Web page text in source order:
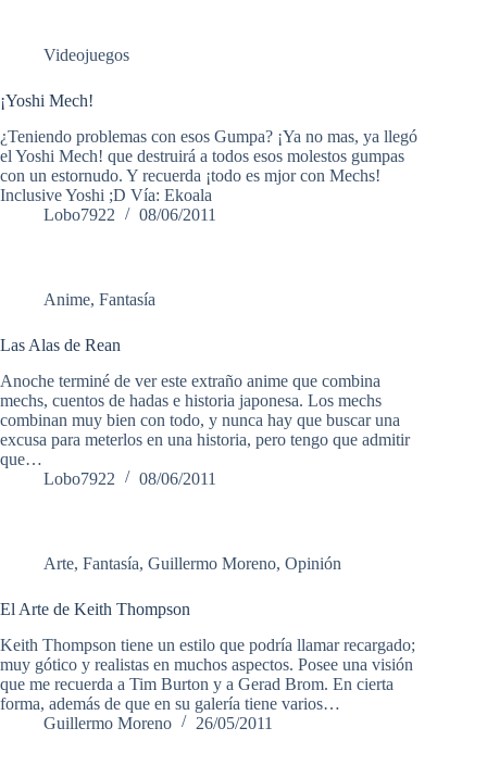
Videojuegos
¡Yoshi Mech!
¿Teniendo problemas con esos Gumpa? ¡Ya no mas, ya llegó
el Yoshi Mech! que destruirá a todos esos molestos gumpas
con un estornudo. Y recuerda ¡todo es mjor con Mechs!
Inclusive Yoshi ;D Vía: Ekoala
Lobo7922
08/06/2011
Anime, Fantasía
Las Alas de Rean
Anoche terminé de ver este extraño anime que combina
mechs, cuentos de hadas e historia japonesa. Los mechs
combinan muy bien con todo, y nunca hay que buscar una
excusa para meterlos en una historia, pero tengo que admitir
que…
Lobo7922
08/06/2011
Arte, Fantasía, Guillermo Moreno, Opinión
El Arte de Keith Thompson
Keith Thompson tiene un estilo que podría llamar recargado;
muy gótico y realistas en muchos aspectos. Posee una visión
que me recuerda a Tim Burton y a Gerad Brom. En cierta
forma, además de que en su galería tiene varios…
Guillermo Moreno
26/05/2011